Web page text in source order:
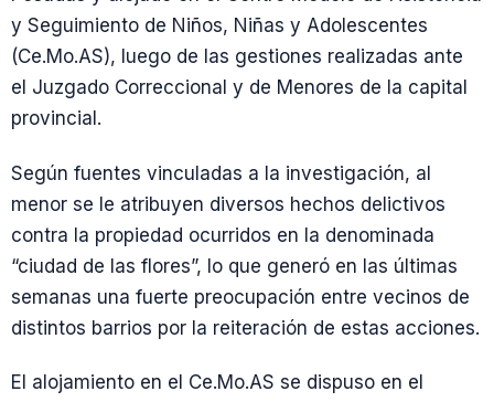
y Seguimiento de Niños, Niñas y Adolescentes
(Ce.Mo.AS), luego de las gestiones realizadas ante
el Juzgado Correccional y de Menores de la capital
provincial.
Según fuentes vinculadas a la investigación, al
menor se le atribuyen diversos hechos delictivos
contra la propiedad ocurridos en la denominada
“ciudad de las flores”, lo que generó en las últimas
semanas una fuerte preocupación entre vecinos de
distintos barrios por la reiteración de estas acciones.
El alojamiento en el Ce.Mo.AS se dispuso en el